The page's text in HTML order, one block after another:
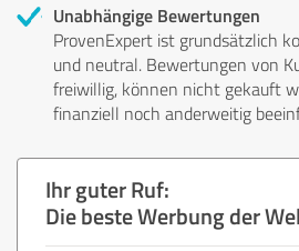
Unabhängige Bewertungen
ProvenExpert ist grundsätzlich
und neutral. Bewertungen von
freiwillig, können nicht gekauft
finanziell noch anderweitig
Ihr guter Ruf:
Die beste Werbung der